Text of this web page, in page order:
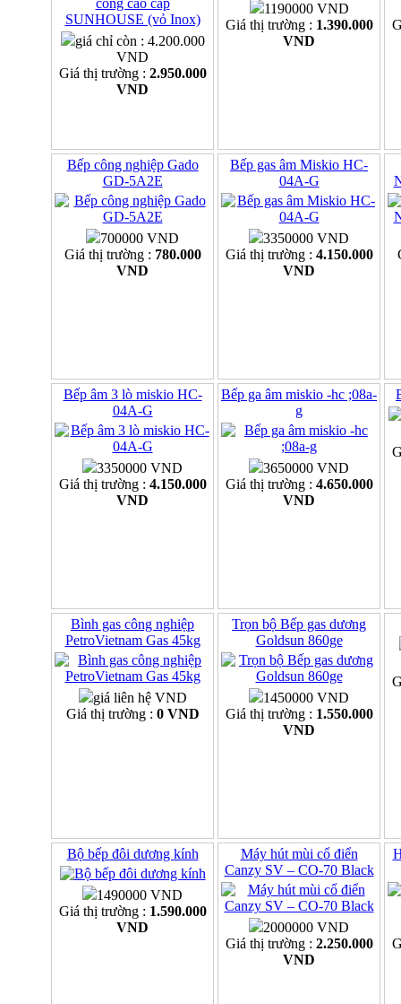
giá chỉ còn : 4.200.000
VND
Giá thị trường : 2.950.000
VND
1190000 VND
Giá thị trường : 1.390.000
VND
Bếp công nghiệp Gado
GD-5A2E
700000 VND
Giá thị trường : 780.000
VND
Bếp gas âm Miskio HC-
04A-G
3350000 VND
Giá thị trường : 4.150.000
VND
Bếp âm 3 lò miskio HC-
04A-G
3350000 VND
Giá thị trường : 4.150.000
VND
Bếp ga âm miskio -hc ;08a-
g
3650000 VND
Giá thị trường : 4.650.000
VND
Bình gas công nghiệp
PetroVietnam Gas 45kg
giá liên hệ VND
Giá thị trường : 0 VND
Trọn bộ Bếp gas dương
Goldsun 860ge
1450000 VND
Giá thị trường : 1.550.000
VND
Bộ bếp đôi dương kính
1490000 VND
Giá thị trường : 1.590.000
VND
Máy hút mùi cổ điển
Canzy SV – CO-70 Black
2000000 VND
Giá thị trường : 2.250.000
VND